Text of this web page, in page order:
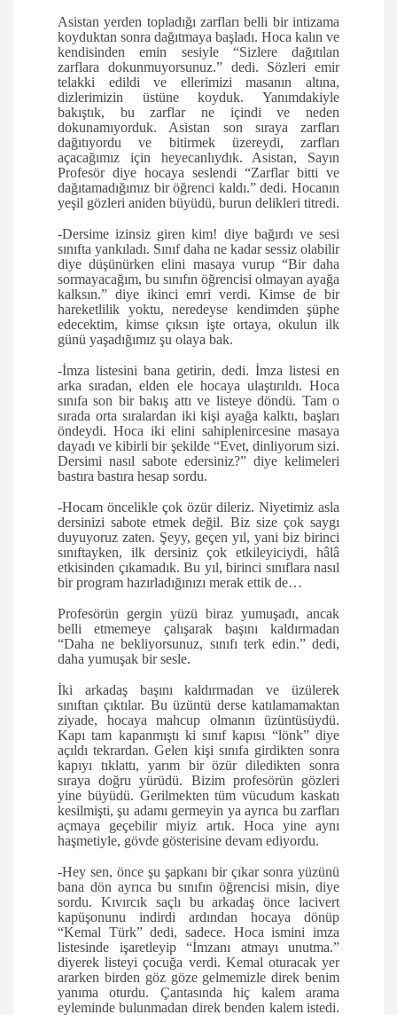
Asistan yerden topladığı zarfları belli bir intizama
koyduktan sonra dağıtmaya başladı. Hoca kalın ve
kendisinden emin sesiyle “Sizlere dağıtılan
zarflara dokunmuyorsunuz.” dedi. Sözleri emir
telakki edildi ve ellerimizi masanın altına,
dizlerimizin üstüne koyduk. Yanımdakiyle
bakıştık, bu zarflar ne içindi ve neden
dokunamıyorduk. Asistan son sıraya zarfları
dağıtıyordu ve bitirmek üzereydi, zarfları
açacağımız için heyecanlıydık. Asistan, Sayın
Profesör diye hocaya seslendi “Zarflar bitti ve
dağıtamadığımız bir öğrenci kaldı.” dedi. Hocanın
yeşil gözleri aniden büyüdü, burun delikleri titredi.
-Dersime izinsiz giren kim! diye bağırdı ve sesi
sınıfta yankıladı. Sınıf daha ne kadar sessiz olabilir
diye düşünürken elini masaya vurup “Bir daha
sormayacağım, bu sınıfın öğrencisi olmayan ayağa
kalksın.” diye ikinci emri verdi. Kimse de bir
hareketlilik yoktu, neredeyse kendimden şüphe
edecektim, kimse çıksın işte ortaya, okulun ilk
günü yaşadığımız şu olaya bak.
-İmza listesini bana getirin, dedi. İmza listesi en
arka sıradan, elden ele hocaya ulaştırıldı. Hoca
sınıfa son bir bakış attı ve listeye döndü. Tam o
sırada orta sıralardan iki kişi ayağa kalktı, başları
öndeydi. Hoca iki elini sahiplenircesine masaya
dayadı ve kibirli bir şekilde “Evet, dinliyorum sizi.
Dersimi nasıl sabote edersiniz?” diye kelimeleri
bastıra bastıra hesap sordu.
-Hocam öncelikle çok özür dileriz. Niyetimiz asla
dersinizi sabote etmek değil. Biz size çok saygı
duyuyoruz zaten. Şeyy, geçen yıl, yani biz birinci
sınıftayken, ilk dersiniz çok etkileyiciydi, hâlâ
etkisinden çıkamadık. Bu yıl, birinci sınıflara nasıl
bir program hazırladığınızı merak ettik de…
Profesörün gergin yüzü biraz yumuşadı, ancak
belli etmemeye çalışarak başını kaldırmadan
“Daha ne bekliyorsunuz, sınıfı terk edin.” dedi,
daha yumuşak bir sesle.
İki arkadaş başını kaldırmadan ve üzülerek
sınıftan çıktılar. Bu üzüntü derse katılamamaktan
ziyade, hocaya mahcup olmanın üzüntüsüydü.
Kapı tam kapanmıştı ki sınıf kapısı “lönk” diye
açıldı tekrardan. Gelen kişi sınıfa girdikten sonra
kapıyı tıklattı, yarım bir özür diledikten sonra
sıraya doğru yürüdü. Bizim profesörün gözleri
yine büyüdü. Gerilmekten tüm vücudum kaskatı
kesilmişti, şu adamı germeyin ya ayrıca bu zarfları
açmaya geçebilir miyiz artık. Hoca yine aynı
haşmetiyle, gövde gösterisine devam ediyordu.
-Hey sen, önce şu şapkanı bir çıkar sonra yüzünü
bana dön ayrıca bu sınıfın öğrencisi misin, diye
sordu. Kıvırcık saçlı bu arkadaş önce lacivert
kapüşonunu indirdi ardından hocaya dönüp
“Kemal Türk” dedi, sadece. Hoca ismini imza
listesinde işaretleyip “İmzanı atmayı unutma.”
diyerek listeyi çocuğa verdi. Kemal oturacak yer
ararken birden göz göze gelmemizle direk benim
yanıma oturdu. Çantasında hiç kalem arama
eyleminde bulunmadan direk benden kalem istedi.